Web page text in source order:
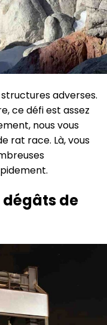
adverses.
ce défi est assez
nous vous
rat race. Là, vous
de